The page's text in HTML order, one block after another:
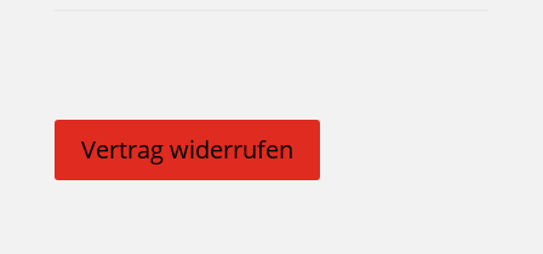
Vertrag widerrufen